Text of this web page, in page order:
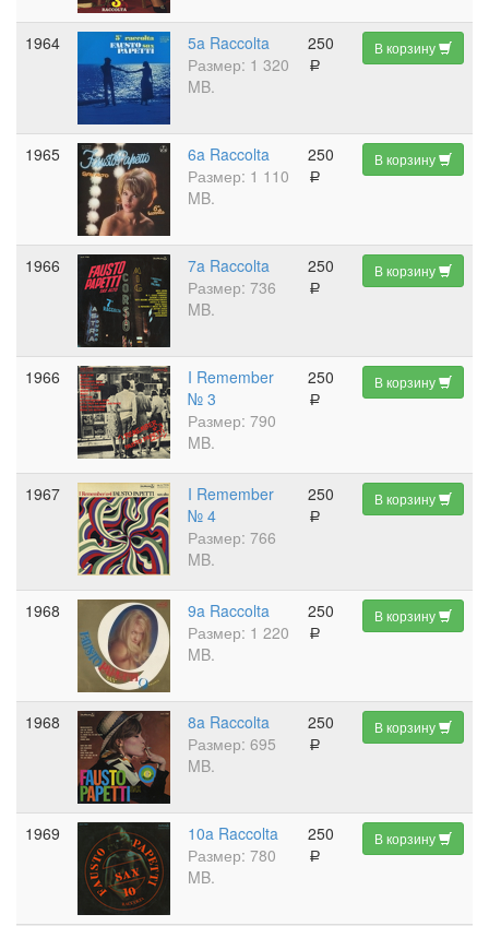
1964
5a Raccolta
Размер: 1 320
MB.
250
a
В корзину
1965
6a Raccolta
Размер: 1 110
MB.
250
a
В корзину
1966
7a Raccolta
Размер: 736
MB.
250
a
В корзину
1966
I Remember
№ 3
Размер: 790
MB.
250
a
В корзину
1967
I Remember
№ 4
Размер: 766
MB.
250
a
В корзину
1968
9a Raccolta
Размер: 1 220
MB.
250
a
В корзину
1968
8a Raccolta
Размер: 695
MB.
250
a
В корзину
1969
10a Raccolta
Размер: 780
MB.
250
a
В корзину